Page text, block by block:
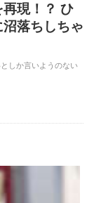
再現！？ ひ
落ちしちゃ
しか言いようのない